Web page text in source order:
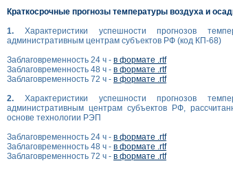
Краткосрочные прогнозы температуры воздуха и
1. Характеристики успешности прогнозов
административным центрам субъектов РФ (код КП-68)
Заблаговременность 24 ч - в формате .rtf
Заблаговременность 48 ч - в формате .rtf
Заблаговременность 72 ч - в формате .rtf
2. Характеристики успешности прогнозов
административным центрам субъектов РФ,
основе технологии РЭП
Заблаговременность 24 ч - в формате .rtf
Заблаговременность 48 ч - в формате .rtf
Заблаговременность 72 ч - в формате .rtf